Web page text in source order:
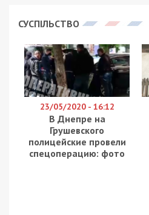
СУСПІЛЬСТВО
23/05/2020 - 16:12
В Днепре на
Грушевского
полицейские провели
спецоперацию: фото